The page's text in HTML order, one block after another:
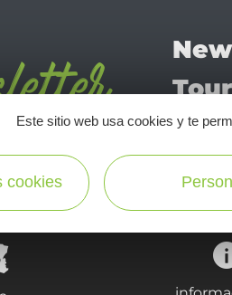
en
¡SUSCRÍBASE A
Este sitio web usa cookies y te
cookies